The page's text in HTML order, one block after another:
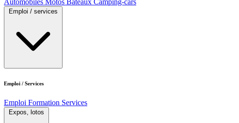
Emploi / services
Emploi / Services
Emploi Formation Services
Expos, lotos